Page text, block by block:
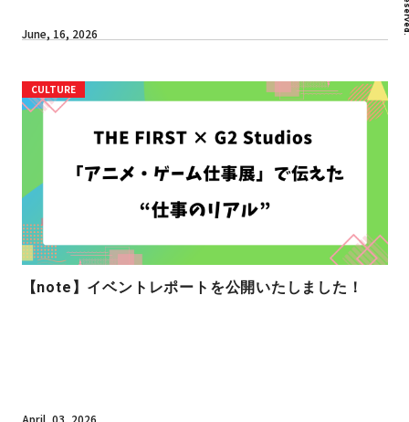
June, 16, 2026
CULTURE
【note】イベントレポートを公開いたしました！
April, 03, 2026